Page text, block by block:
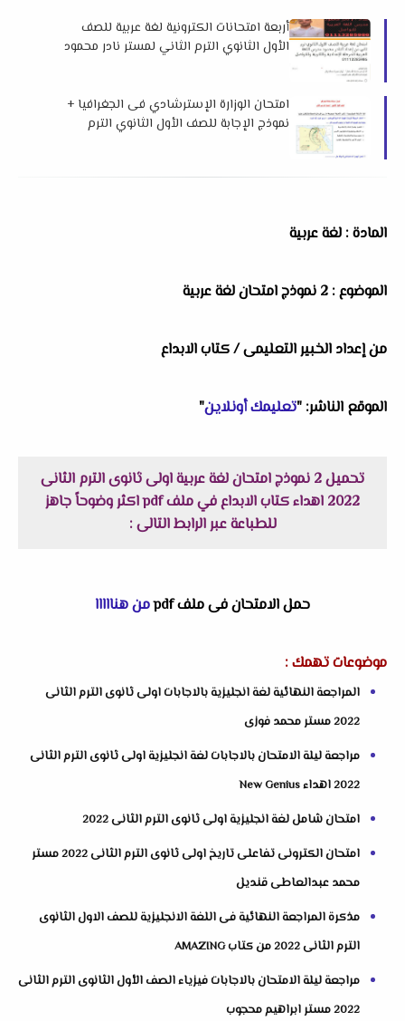
أربعة امتحانات الكترونية لغة عربية للصف
الأول الثانوي الترم الثاني لمستر نادر محمود
امتحان الوزارة الإسترشادي فى الجغرافيا +
نموذج الإجابة للصف الأول الثانوي الترم
المادة : لغة عربية
الموضوع : 2 نموذج امتحان لغة عربية
من إعداد الخبير التعليمى / كتاب الابداع
الموقع الناشر: "تعليمك أونلاين"
تحميل 2 نموذج امتحان لغة عربية اولى ثانوى الترم الثانى
2022 اهداء كتاب الابداع في ملف pdf اكثر وضوحاً جاهز
للطباعة عبر الرابط التالى :
حمل الامتحان فى ملف pdf من هنااااا
موضوعات تهمك :
المراجعة النهائية لغة انجليزية بالاجابات اولى ثانوى الترم الثانى
2022 مستر محمد فوزى
مراجعة ليلة الامتحان بالاجابات لغة انجليزية اولى ثانوى الترم الثانى
2022 اهداء New Genius
امتحان شامل لغة انجليزية اولى ثانوى الترم الثانى 2022
امتحان الكترونى تفاعلى تاريخ اولى ثانوى الترم الثانى 2022 مستر
محمد عبدالعاطى قنديل
مذكرة المراجعة النهائية فى اللغة الانجليزية للصف الاول الثانوى
الترم الثانى 2022 من كتاب AMAZING
مراجعة ليلة الامتحان بالاجابات فيزياء الصف الأول الثانوى الترم الثانى
2022 مستر ابراهيم محجوب